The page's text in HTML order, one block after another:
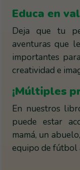
Educa en
Deja que tu
aventuras que
importantes
creatividad e
¡Múltiples
En nuestros
puede estar
mamá, un
equipo de fútbol